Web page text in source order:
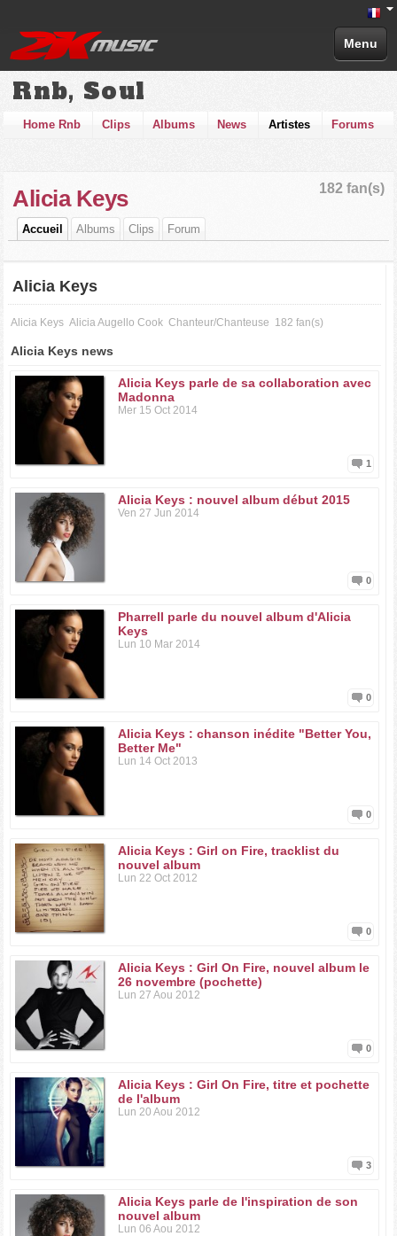
Menu
Rnb, Soul
Home Rnb Clips Albums News Artistes Forums
182 fan(s)
Alicia Keys
Accueil Albums Clips Forum
Alicia Keys
Alicia Keys Alicia Augello Cook Chanteur/Chanteuse 182 fan(s)
Alicia Keys news
Alicia Keys parle de sa collaboration avec
Madonna
Mer 15 Oct 2014
1
Alicia Keys : nouvel album début 2015
Ven 27 Jun 2014
0
Pharrell parle du nouvel album d'Alicia
Keys
Lun 10 Mar 2014
0
Alicia Keys : chanson inédite "Better You,
Better Me"
Lun 14 Oct 2013
0
Alicia Keys : Girl on Fire, tracklist du
nouvel album
Lun 22 Oct 2012
0
Alicia Keys : Girl On Fire, nouvel album le
26 novembre (pochette)
Lun 27 Aou 2012
0
Alicia Keys : Girl On Fire, titre et pochette
de l'album
Lun 20 Aou 2012
3
Alicia Keys parle de l'inspiration de son
nouvel album
Lun 06 Aou 2012